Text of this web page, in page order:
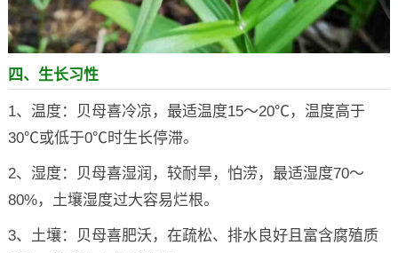
四、生长习性
1、温度：贝母喜冷凉，最适温度15～20℃，温度高于
30℃或低于0℃时生长停滞。
2、湿度：贝母喜湿润，较耐旱，怕涝，最适湿度70～
80%，土壤湿度过大容易烂根。
3、土壤：贝母喜肥沃，在疏松、排水良好且富含腐殖质